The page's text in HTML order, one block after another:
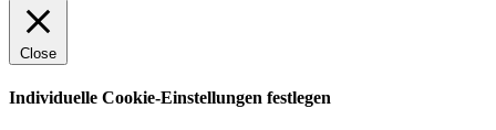
Close
Individuelle Cookie-Einstellungen festlegen